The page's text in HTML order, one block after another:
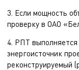
3. Если мощность
проверку в ОАО
4. РПТ выполняется
энергоисточник
реконструируемый